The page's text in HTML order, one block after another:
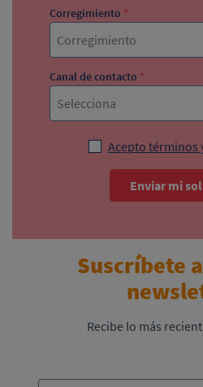
Corregimiento *
Corregimiento
Canal de contacto *
Selecciona
Acepto términos
Enviar mi
Suscríbete
Recibe lo más